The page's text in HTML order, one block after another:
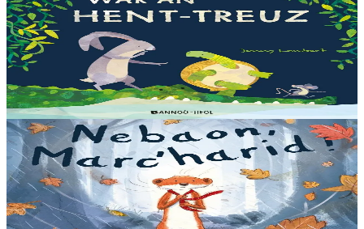
Let's all creep through crocodile creek
Qui sait quelles bêtes rôdent dans les marais quand la nuit tombe...
Pas les crocodiles en tout cas, Souris en est persuadée ! Ses amis ont
un doute : à quoi ça...
En stock13,00 €
3 ans et plus
Bannoù-heol
A little bit worried
Pris dans une violente tempête, Marc'harid construit une forteresse
pour s'y réfugier. Mais elle y rencontre Lagadeg, qui adore jouer